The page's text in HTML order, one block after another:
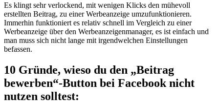
Es klingt sehr verlockend, mit wenigen Klicks den mühevoll
erstellten Beitrag, zu einer Werbeanzeige umzufunktionieren.
Immerhin funktioniert es relativ schnell im Vergleich zu einer
Werbeanzeige über den Werbeanzeigenmanager, es ist einfach und
man muss sich nicht lange mit irgendwelchen Einstellungen
befassen.
10 Gründe, wieso du den „Beitrag
bewerben“-Button bei Facebook nicht
nutzen solltest: